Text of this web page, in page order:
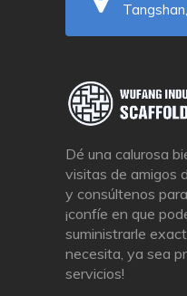
Dé una calurosa
visitas de amigos
y consúltenos
¡confíe en que
suministrarle
necesita, ya sea
servicios!